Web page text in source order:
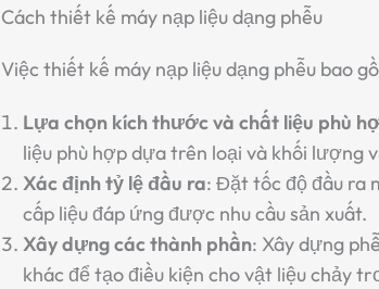
Cách thiết kế máy nạp liệu dạng phễu
Việc thiết kế máy nạp liệu dạng phễu bao
Lựa chọn kích thước và chất liệu phù
liệu phù hợp dựa trên loại và khối lượng
Xác định tỷ lệ đầu ra: Đặt tốc độ đầu ra
cấp liệu đáp ứng được nhu cầu sản xuất.
Xây dựng các thành phần: Xây dựng
khác để tạo điều kiện cho vật liệu chảy